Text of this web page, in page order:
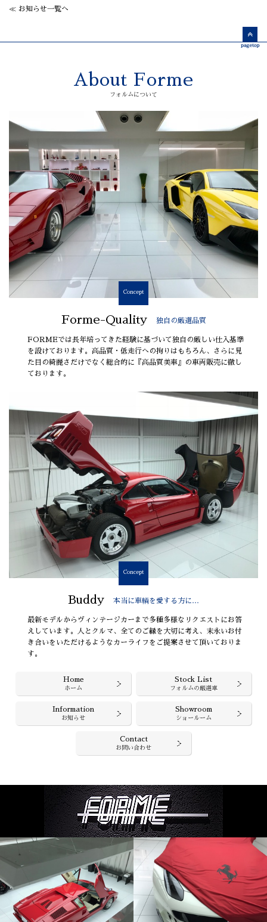
≪ お知らせ一覧へ
About Forme
フォルムについて
Concept
Forme-Quality 独自の厳選品質
FORMEでは長年培ってきた経験に基づいて独自の厳しい仕入基準
を設けております。高品質・低走行への拘りはもちろん、さらに見
た目の綺麗さだけでなく総合的に『高品質美車』の車両販売に徹し
ております。
Concept
Buddy 本当に車輌を愛する方に…
最新モデルからヴィンテージカーまで多種多様なリクエストにお答
えしています。人とクルマ、全てのご縁を大切に考え、末永いお付
き合いをいただけるようなカーライフをご提案させて頂いておりま
す。
Home
ホーム
Stock List
フォルムの厳選車
Information
お知らせ
Showroom
ショールーム
Contact
お問い合わせ